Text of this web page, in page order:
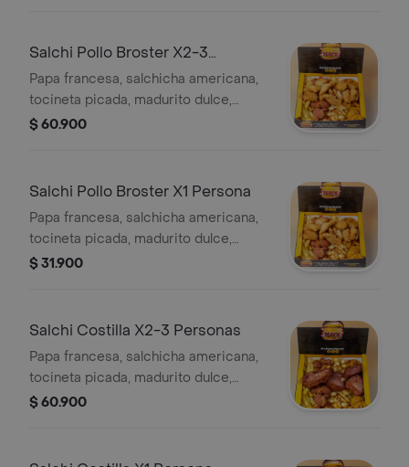
Salchi Pollo Broster X2-3
Personas
Papa francesa, salchicha americana,
tocineta picada, madurito dulce,
cubos de queso frito, salsa de queso
la casa.
$ 60.900
Salchi Pollo Broster X1 Persona
Papa francesa, salchicha americana,
tocineta picada, madurito dulce,
cubos de queso frito, salsa de queso
la casa.
$ 31.900
Salchi Costilla X2-3 Personas
Papa francesa, salchicha americana,
tocineta picada, madurito dulce,
cubos de queso frito, salsa de queso
$ 60.900